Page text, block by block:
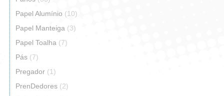
Papel Alumínio (10)
Papel Manteiga (3)
Papel Toalha (7)
Pás (7)
Pregador (1)
PrenDedores (2)